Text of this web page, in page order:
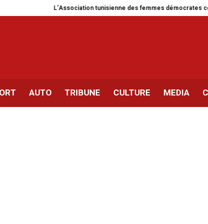
L’Association tunisienne des femmes démocrates célèbre 37
AUTO TRIBUNE CULTURE MEDIA